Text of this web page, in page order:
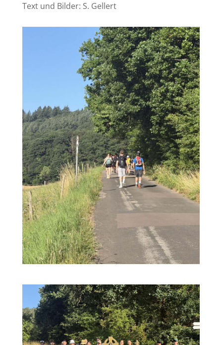
Text und Bilder: S. Gellert